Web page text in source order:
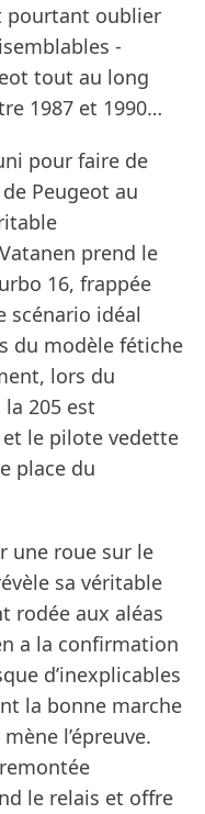
pourtant oublier
-
tout au long
1987 et 1990…
pour faire de
Peugeot au
prend le
16, frappée
scénario idéal
du modèle fétiche
lors du
205 est
le pilote vedette
place du
une roue sur le
sa véritable
rodée aux aléas
a la confirmation
d’inexplicables
la bonne marche
l’épreuve.
le relais et offre